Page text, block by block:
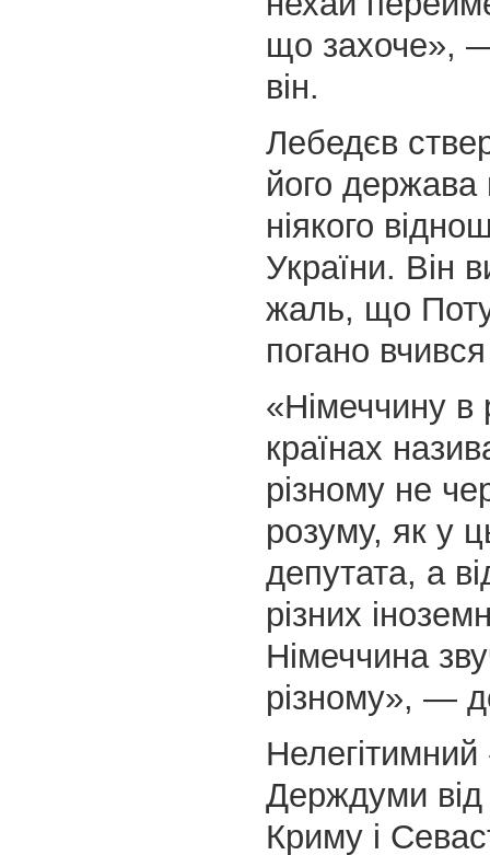
що захоче»,
він.
Лебедєв
його
ніякого
України. Він
жаль, що
погано
«Німеччину в
країнах
різному не
розуму, як у
депутата, а
різних
Німеччина
різному», —
Держдуми від
Криму і